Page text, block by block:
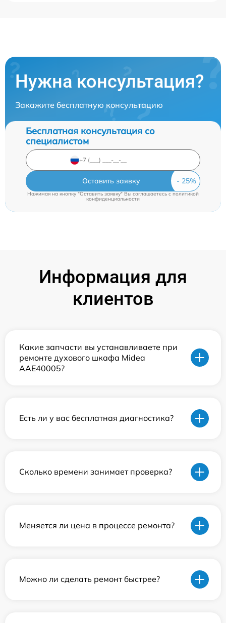
Нужна консультация?
Закажите бесплатную консультацию
Бесплатная консультация со
специалистом
Оставить заявку
Нажимая на кнопку "Оставить заявку" Вы соглашаетесь cполитикой
конфиденциальности
Информация для
клиентов
Какие запчасти вы устанавливаете при
ремонте духового шкафа Midea
AAE40005?
Есть ли у вас бесплатная диагностика?
Сколько времени занимает проверка?
Меняется ли цена в процессе ремонта?
Можно ли сделать ремонт быстрее?